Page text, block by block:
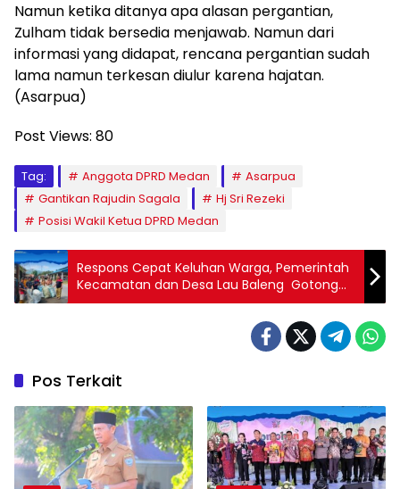
Namun ketika ditanya apa alasan pergantian,
Zulham tidak bersedia menjawab. Namun dari
informasi yang didapat, rencana pergantian sudah
lama namun terkesan diulur karena hajatan.
(Asarpua)
Post Views: 80
Tag: Anggota DPRD Medan
Asarpua
Gantikan Rajudin Sagala
Hj Sri Rezeki
Posisi Wakil Ketua DPRD Medan
Respons Cepat Keluhan Warga, Pemerintah
Kecamatan dan Desa Lau Baleng Gotong
Royong Tanganan Sampah
Pos Terkait